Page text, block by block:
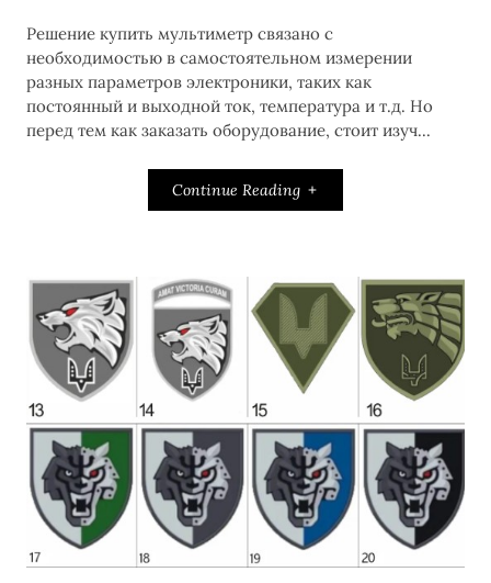
Решение купить мультиметр связано с
необходимостью в самостоятельном измерении
разных параметров электроники, таких как
постоянный и выходной ток, температура и т.д. Но
перед тем как заказать оборудование, стоит изуч...
Continue Reading